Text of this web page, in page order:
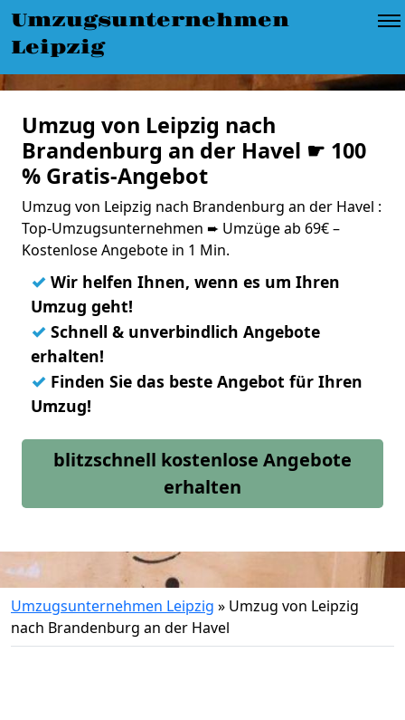
Umzugsunternehmen
Leipzig
Umzug von Leipzig nach
Brandenburg an der Havel ☛ 100
% Gratis-Angebot
Umzug von Leipzig nach Brandenburg an der Havel :
Top-Umzugsunternehmen ➨ Umzüge ab 69€ –
Kostenlose Angebote in 1 Min.
✓ Wir helfen Ihnen, wenn es um Ihren
Umzug geht!
✓ Schnell & unverbindlich Angebote
erhalten!
✓ Finden Sie das beste Angebot für Ihren
Umzug!
blitzschnell kostenlose Angebote
erhalten
Umzugsunternehmen Leipzig » Umzug von Leipzig
nach Brandenburg an der Havel